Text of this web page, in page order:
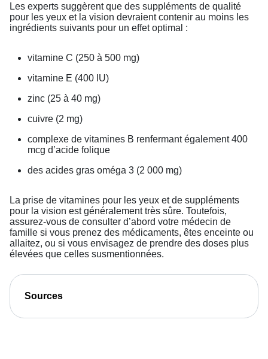
Les experts suggèrent que des suppléments de qualité
pour les yeux et la vision devraient contenir au moins les
ingrédients suivants pour un effet optimal :
vitamine C (250 à 500 mg)
vitamine E (400 IU)
zinc (25 à 40 mg)
cuivre (2 mg)
complexe de vitamines B renfermant également 400
mcg d’acide folique
des acides gras oméga 3 (2 000 mg)
La prise de vitamines pour les yeux et de suppléments
pour la vision est généralement très sûre. Toutefois,
assurez-vous de consulter d’abord votre médecin de
famille si vous prenez des médicaments, êtes enceinte ou
allaitez, ou si vous envisagez de prendre des doses plus
élevées que celles susmentionnées.
Sources